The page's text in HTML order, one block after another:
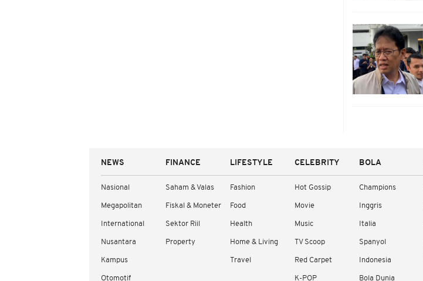
NEWS
Nasional
Megapolitan
International
Nusantara
Kampus
Otomotif
FINANCE
Saham & Valas
Fiskal & Moneter
Sektor Riil
Property
LIFESTYLE
Fashion
Food
Health
Home & Living
Travel
CELEBRITY
Hot Gossip
Movie
Music
TV Scoop
Red Carpet
K-POP
BOLA
Champions
Inggris
Italia
Spanyol
Indonesia
Bola Dunia